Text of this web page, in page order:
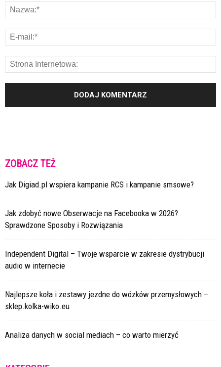
ZOBACZ TEŻ
Jak Digiad.pl wspiera kampanie RCS i kampanie smsowe?
Jak zdobyć nowe Obserwacje na Facebooka w 2026?
Sprawdzone Sposoby i Rozwiązania
Independent Digital – Twoje wsparcie w zakresie dystrybucji
audio w internecie
Najlepsze koła i zestawy jezdne do wózków przemysłowych –
sklep.kolka-wiko.eu
Analiza danych w social mediach – co warto mierzyć